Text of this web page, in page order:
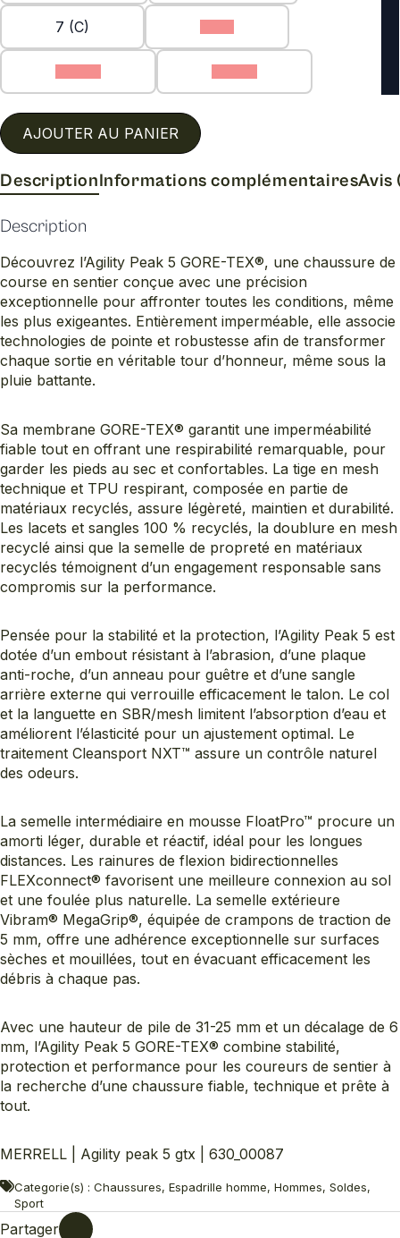
7 (C)
AJOUTER AU PANIER
DescriptionInformations complémentairesAvis
Description
Découvrez l’Agility Peak 5 GORE-TEX®, une chaussure de
course en sentier conçue avec une précision
exceptionnelle pour affronter toutes les conditions, même
les plus exigeantes. Entièrement imperméable, elle associe
technologies de pointe et robustesse afin de transformer
chaque sortie en véritable tour d’honneur, même sous la
pluie battante.
Sa membrane GORE-TEX® garantit une imperméabilité
fiable tout en offrant une respirabilité remarquable, pour
garder les pieds au sec et confortables. La tige en mesh
technique et TPU respirant, composée en partie de
matériaux recyclés, assure légèreté, maintien et durabilité.
Les lacets et sangles 100 % recyclés, la doublure en mesh
recyclé ainsi que la semelle de propreté en matériaux
recyclés témoignent d’un engagement responsable sans
compromis sur la performance.
Pensée pour la stabilité et la protection, l’Agility Peak 5 est
dotée d’un embout résistant à l’abrasion, d’une plaque
anti-roche, d’un anneau pour guêtre et d’une sangle
arrière externe qui verrouille efficacement le talon. Le col
et la languette en SBR/mesh limitent l’absorption d’eau et
améliorent l’élasticité pour un ajustement optimal. Le
traitement Cleansport NXT™ assure un contrôle naturel
des odeurs.
La semelle intermédiaire en mousse FloatPro™ procure un
amorti léger, durable et réactif, idéal pour les longues
distances. Les rainures de flexion bidirectionnelles
FLEXconnect® favorisent une meilleure connexion au sol
et une foulée plus naturelle. La semelle extérieure
Vibram® MegaGrip®, équipée de crampons de traction de
5 mm, offre une adhérence exceptionnelle sur surfaces
sèches et mouillées, tout en évacuant efficacement les
débris à chaque pas.
Avec une hauteur de pile de 31-25 mm et un décalage de 6
mm, l’Agility Peak 5 GORE-TEX® combine stabilité,
protection et performance pour les coureurs de sentier à
la recherche d’une chaussure fiable, technique et prête à
tout.
MERRELL | Agility peak 5 gtx | 630_00087
Categorie(s) : Chaussures, Espadrille homme, Hommes, Soldes,
Sport
Partager